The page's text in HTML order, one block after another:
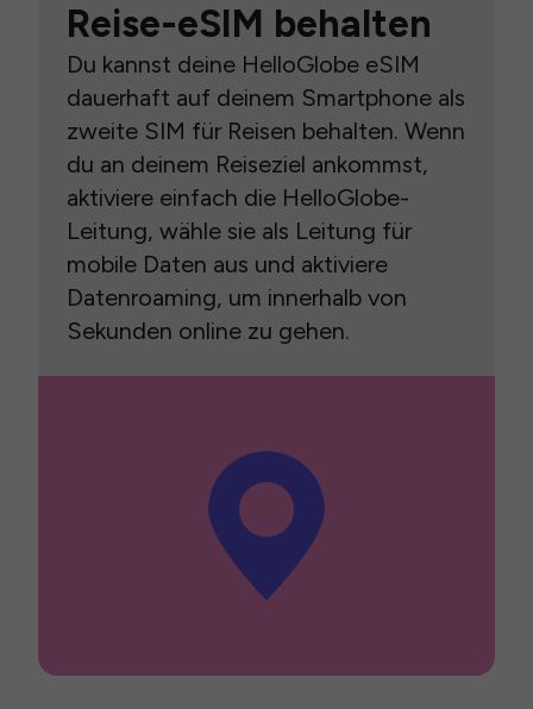
Reise-eSIM behalten
Du kannst deine HelloGlobe eSIM
dauerhaft auf deinem Smartphone als
zweite SIM für Reisen behalten. Wenn
du an deinem Reiseziel ankommst,
aktiviere einfach die HelloGlobe-
Leitung, wähle sie als Leitung für
mobile Daten aus und aktiviere
Datenroaming, um innerhalb von
Sekunden online zu gehen.